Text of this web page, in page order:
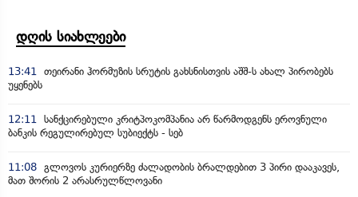
დღის სიახლეები
13:41
თეირანი ჰორმუზის სრუტის გახსნისთვის აშშ-ს ახალ პირობებს
უყენებს
12:11
სანქცირებული კრიტპოკომპანია არ წარმოდგენს ეროვნული
ბანკის რეგულირებულ სუბიექტს - სებ
11:08 გლოვოს კურიერზე ძალადობის ბრალდებით 3 პირი დააკავეს,
მათ შორის 2 არასრულწლოვანი